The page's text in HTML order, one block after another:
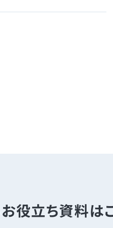
お役立ち資料は